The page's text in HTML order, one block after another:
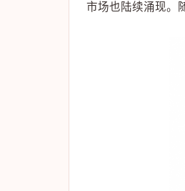
市场也陆续涌现。